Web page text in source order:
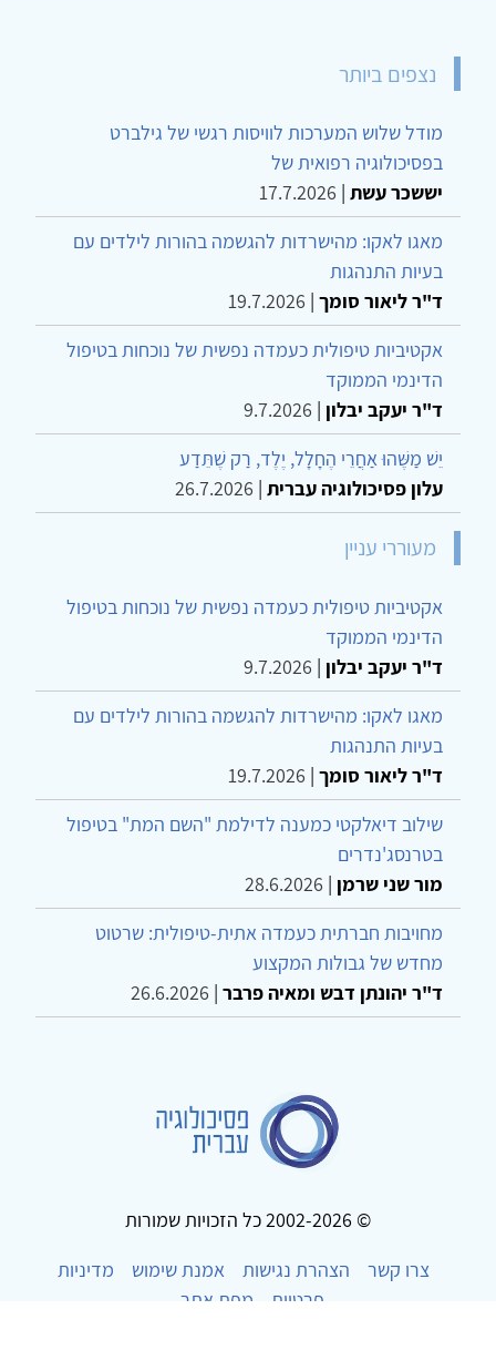
נצפים ביותר
מודל שלוש המערכות לוויסות רגשי של גילברט
בפסיכולוגיה רפואית של
יששכר עשת |
17.7.2026
מאגו לאקו: מהישרדות להגשמה בהורות לילדים עם
בעיות התנהגות
ד"ר ליאור סומך |
19.7.2026
אקטיביות טיפולית כעמדה נפשית של נוכחות בטיפול
הדינמי הממוקד
ד"ר יעקב יבלון |
9.7.2026
יֵשׁ מַשֶּׁהוּ אַחֲרֵי הֶחָלָל, יֶלֶד, רַק שֶׁתֵּדַע
עלון פסיכולוגיה עברית |
26.7.2026
מעוררי עניין
אקטיביות טיפולית כעמדה נפשית של נוכחות בטיפול
הדינמי הממוקד
ד"ר יעקב יבלון |
9.7.2026
מאגו לאקו: מהישרדות להגשמה בהורות לילדים עם
בעיות התנהגות
ד"ר ליאור סומך |
19.7.2026
שילוב דיאלקטי כמענה לדילמת "השם המת" בטיפול
בטרנסג'נדרים
מור שני שרמן |
28.6.2026
מחויבות חברתית כעמדה אתית-טיפולית: שרטוט
מחדש של גבולות המקצוע
ד"ר יהונתן דבש ומאיה פרבר |
26.6.2026
© 2002-2026 כל הזכויות שמורות
צרו קשר
הצהרת נגישות אמנת שימוש
מדיניות
פרטיות
מפת אתר